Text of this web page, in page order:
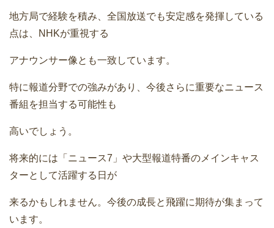
地方局で経験を積み、全国放送でも安定感を発揮している
点は、NHKが重視する
アナウンサー像とも一致しています。
特に報道分野での強みがあり、今後さらに重要なニュース
番組を担当する可能性も
高いでしょう。
将来的には「ニュース7」や大型報道特番のメインキャス
ターとして活躍する日が
来るかもしれません。今後の成長と飛躍に期待が集まって
います。